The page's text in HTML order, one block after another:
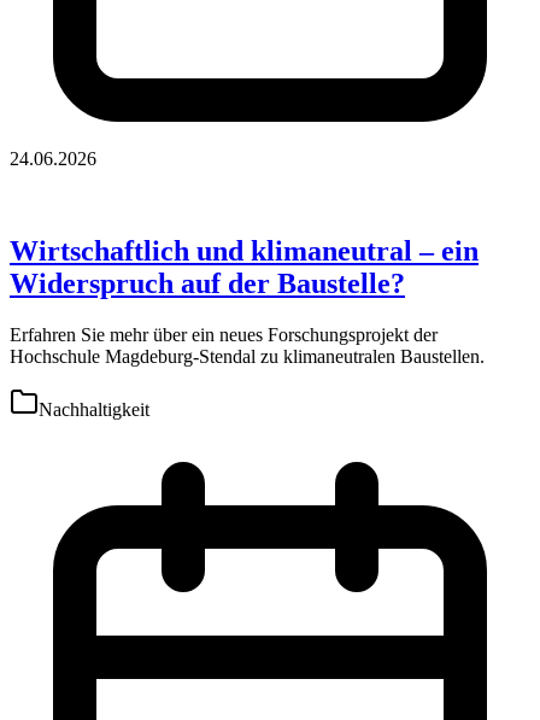
24.06.2026
Wirtschaftlich und klimaneutral – ein
Widerspruch auf der Baustelle?
Erfahren Sie mehr über ein neues Forschungsprojekt der
Hochschule Magdeburg-Stendal zu klimaneutralen Baustellen.
Nachhaltigkeit